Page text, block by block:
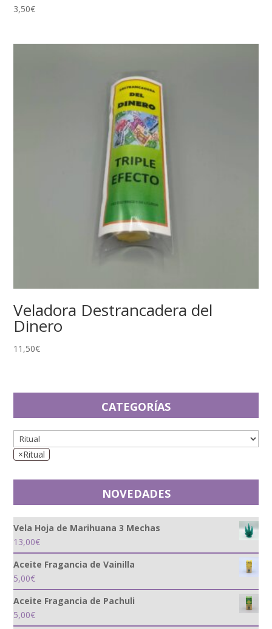
3,50€
Veladora Destrancadera del
Dinero
11,50€
CATEGORÍAS
×Ritual
NOVEDADES
Vela Hoja de Marihuana 3 Mechas
13,00€
Aceite Fragancia de Vainilla
5,00€
Aceite Fragancia de Pachuli
5,00€